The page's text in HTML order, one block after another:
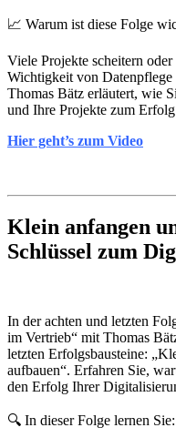
📈 Warum ist diese Folge
Viele Projekte scheitern
Wichtigkeit von
Thomas Bätz erläutert, wie
und Ihre Projekte zum
Hier geht’s zum Video
Klein anfangen
Schlüssel zum
In der achten und letzten
im Vertrieb“ mit Thomas
letzten Erfolgsbausteine:
aufbauen“. Erfahren Sie,
den Erfolg Ihrer
🔍 In dieser Folge lernen Sie: